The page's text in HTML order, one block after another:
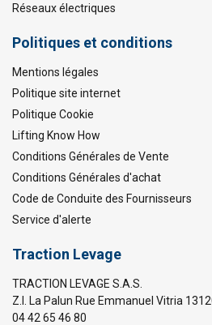
Réseaux électriques
Politiques et conditions
Mentions légales
Politique site internet
Politique Cookie
Lifting Know How
Conditions Générales de Vente
Conditions Générales d'achat
Code de Conduite des Fournisseurs
Service d'alerte
Traction Levage
TRACTION LEVAGE S.A.S.
Z.I. La Palun Rue Emmanuel Vitria
04 42 65 46 80